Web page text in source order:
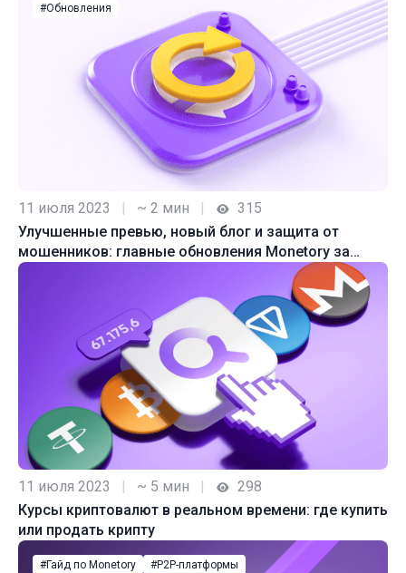
#Обновления
11 июля 2023 | ~ 2 мин |
315
Улучшенные превью, новый блог и защита от
мошенников: главные обновления Monetory за
июль
11 июля 2023 ~ 5 мин
298
Курсы криптовалют в реальном времени: где купить
или продать крипту
#Гайд по Monetory #P2P-платформы